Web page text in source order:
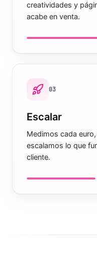
creatividades y
acabe en venta.
03
Escalar
Medimos cada
escalamos lo que
cliente.